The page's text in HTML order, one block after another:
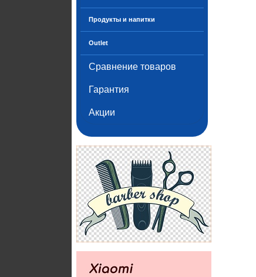
Продукты и напитки
Outlet
Сравнение товаров
Гарантия
Акции